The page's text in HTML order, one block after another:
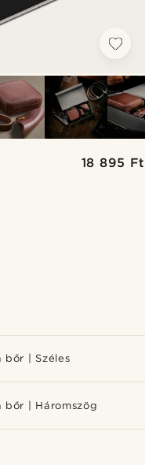
18 895 Ft
bőr | Széles
bőr | Háromszög